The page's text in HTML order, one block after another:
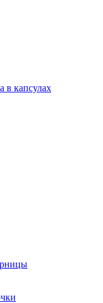
в капсулах